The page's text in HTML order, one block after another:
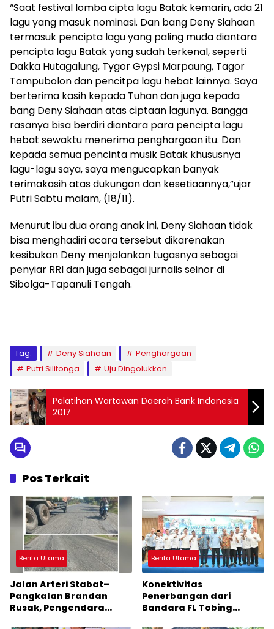
“Saat festival lomba cipta lagu Batak kemarin, ada 21
lagu yang masuk nominasi. Dan bang Deny Siahaan
termasuk pencipta lagu yang paling muda diantara
pencipta lagu Batak yang sudah terkenal, seperti
Dakka Hutagalung, Tygor Gypsi Marpaung, Tagor
Tampubolon dan pencitpa lagu hebat lainnya. Saya
berterima kasih kepada Tuhan dan juga kepada
bang Deny Siahaan atas ciptaan lagunya. Bangga
rasanya bisa berdiri diantara para pencipta lagu
hebat sewaktu menerima penghargaan itu. Dan
kepada semua pencinta musik Batak khususnya
lagu-lagu saya, saya mengucapkan banyak
terimakasih atas dukungan dan kesetiaannya,”ujar
Putri Sabtu malam, (18/11).
Menurut ibu dua orang anak ini, Deny Siahaan tidak
bisa menghadiri acara tersebut dikarenakan
kesibukan Deny menjalankan tugasnya sebagai
penyiar RRI dan juga sebagai jurnalis seinor di
Sibolga-Tapanuli Tengah.
Tag: Deny Siahaan
Penghargaan
Putri Silitonga
Uju Dingolukkon
Pelatihan Wartawan Daerah Bank Indonesia
2017
Pos Terkait
Berita Utama
Jalan Arteri Stabat–
Pangkalan Brandan
Rusak, Pengendara
Berita Utama
Konektivitas
Penerbangan dari
Bandara FL Tobing